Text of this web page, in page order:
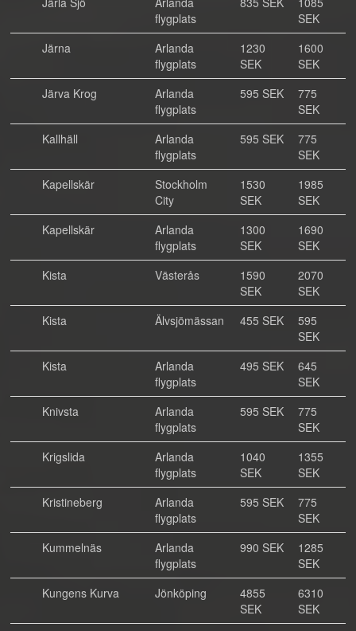
flygplats
SEK
Järna
Arlanda
flygplats
1230
SEK
1600
SEK
Järva Krog
Arlanda
flygplats
595 SEK
775
SEK
Kallhäll
Arlanda
flygplats
595 SEK
775
SEK
Kapellskär
Stockholm
City
1530
SEK
1985
SEK
Kapellskär
Arlanda
flygplats
1300
SEK
1690
SEK
Kista
Västerås
1590
SEK
2070
SEK
Kista
Älvsjömässan 455 SEK
595
SEK
Kista
Arlanda
flygplats
495 SEK
645
SEK
Knivsta
Arlanda
flygplats
595 SEK
775
SEK
Krigslida
Arlanda
flygplats
1040
SEK
1355
SEK
Kristineberg
Arlanda
flygplats
595 SEK
775
SEK
Kummelnäs
Arlanda
flygplats
990 SEK
1285
SEK
Kungens Kurva
Jönköping
4855
SEK
6310
SEK